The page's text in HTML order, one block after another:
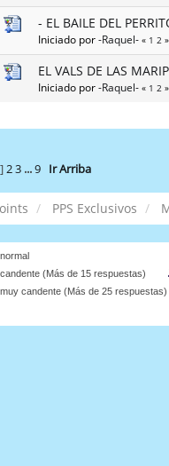
- EL BAILE DEL
Iniciado por-Raquel- « 1 2 »
EL VALS DE LAS
Iniciado por-Raquel- « 1 2 »
]2 3 ...9 Ir Arriba
PPS Exclusivos
(Más de 15 respuestas)
candente (Más de 25 respuestas)